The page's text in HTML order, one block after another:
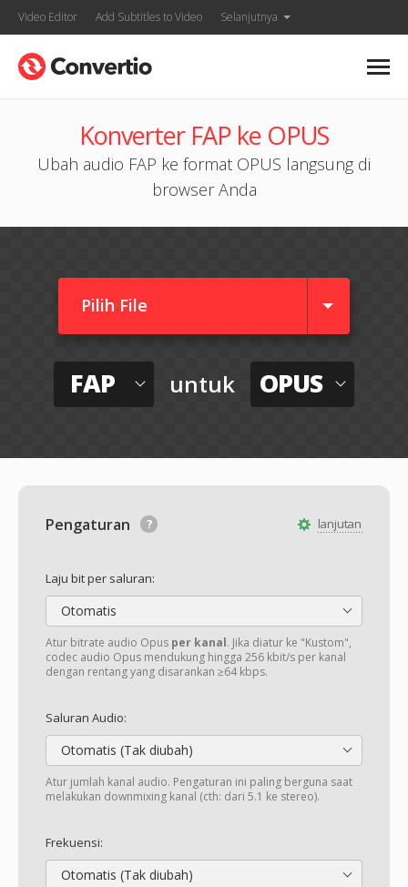
Video Editor Add Subtitles to Video Selanjutnya
Konverter FAP ke OPUS
Ubah audio FAP ke format OPUS langsung di
browser Anda
Pilih File
FAP untuk OPUS
lanjutan
Pengaturan
Laju bit per saluran:
Otomatis
Atur bitrate audio Opus per kanal. Jika diatur ke "Kustom",
codec audio Opus mendukung hingga 256 kbit/s per kanal
dengan rentang yang disarankan ≥64 kbps.
Saluran Audio:
Otomatis (Tak diubah)
Atur jumlah kanal audio. Pengaturan ini paling berguna saat
melakukan downmixing kanal (cth: dari 5.1 ke stereo).
Frekuensi:
Otomatis (Tak diubah)